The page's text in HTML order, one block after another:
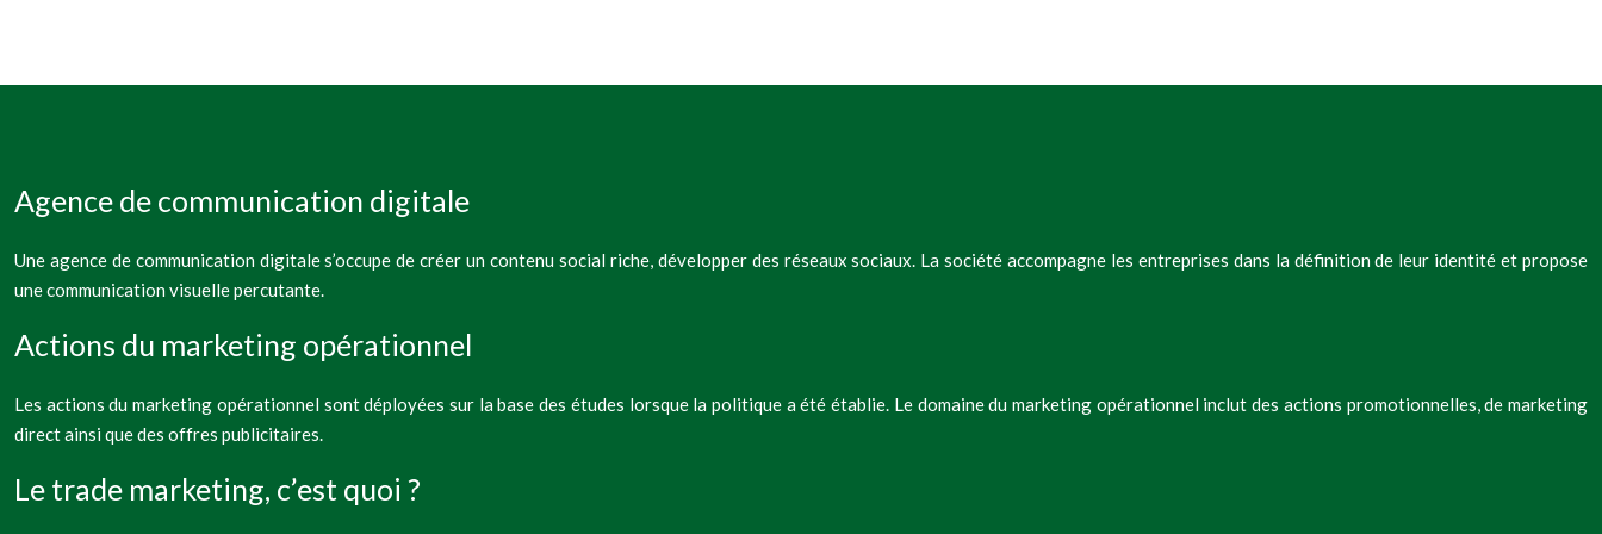
Agence de communication digitale
Une agence de communication digitale s’occupe de créer un contenu social riche, développer des réseaux sociaux. La société accompagne les entreprises dans la définition de leur identité et propose
une communication visuelle percutante.
Actions du marketing opérationnel
Les actions du marketing opérationnel sont déployées sur la base des études lorsque la politique a été établie. Le domaine du marketing opérationnel inclut des actions promotionnelles, de marketing
direct ainsi que des offres publicitaires.
Le trade marketing, c’est quoi ?